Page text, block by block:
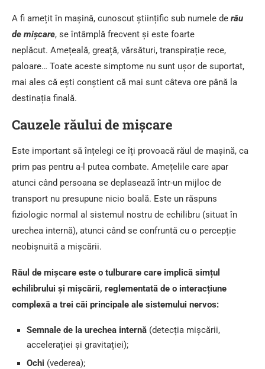
A fi amețit în mașină, cunoscut științific sub numele de rău
de mișcare, se întâmplă frecvent și este foarte
neplăcut. Amețeală, greață, vărsături, transpirație rece,
paloare… Toate aceste simptome nu sunt ușor de suportat,
mai ales că ești conștient că mai sunt câteva ore până la
destinația finală.
Cauzele răului de mișcare
Este important să înțelegi ce îți provoacă răul de mașină, ca
prim pas pentru a-l putea combate. Amețelile care apar
atunci când persoana se deplasează într-un mijloc de
transport nu presupune nicio boală. Este un răspuns
fiziologic normal al sistemul nostru de echilibru (situat în
urechea internă), atunci când se confruntă cu o percepție
neobișnuită a mișcării.
Răul de mișcare este o tulburare care implică simțul
echilibrului și mișcării, reglementată de o interacțiune
complexă a trei căi principale ale sistemului nervos:
Semnale de la urechea internă (detecția mișcării,
accelerației și gravitației);
Ochi (vederea);